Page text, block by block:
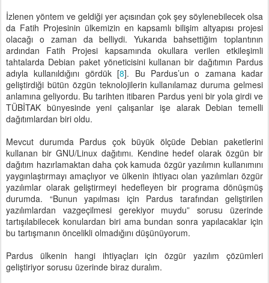
İzlenen yöntem ve geldiği yer açısından çok şey söylenebilecek olsa
da Fatih Projesinin ülkemizin en kapsamlı bilişim altyapısı projesi
olacağı o zaman da belliydi. Yukarıda bahsettiğim toplantının
ardından Fatih Projesi kapsamında okullara verilen etkileşimli
tahtalarda Debian paket yöneticisini kullanan bir dağıtımın Pardus
adıyla kullanıldığını gördük [8]. Bu Pardus’un o zamana kadar
geliştirdiği bütün özgün teknolojilerin kullanılamaz duruma gelmesi
anlamına geliyordu. Bu tarihten itibaren Pardus yeni bir yola girdi ve
TÜBİTAK bünyesinde yeni çalışanlar işe alarak Debian temelli
dağıtımlardan biri oldu.
Mevcut durumda Pardus çok büyük ölçüde Debian paketlerini
kullanan bir GNU/Linux dağıtımı. Kendine hedef olarak özgün bir
dağıtım hazırlamaktan daha çok kamuda özgür yazılımın kullanımını
yaygınlaştırmayı amaçlıyor ve ülkenin ihtiyacı olan yazılımları özgür
yazılımlar olarak geliştirmeyi hedefleyen bir programa dönüşmüş
durumda. “Bunun yapılması için Pardus tarafından geliştirilen
yazılımlardan vazgeçilmesi gerekiyor muydu” sorusu üzerinde
tartışılabilecek konulardan biri ama bundan sonra yapılacaklar için
bu tartışmanın öncelikli olmadığını düşünüyorum.
Pardus ülkenin hangi ihtiyaçları için özgür yazılım çözümleri
geliştiriyor sorusu üzerinde biraz duralım.